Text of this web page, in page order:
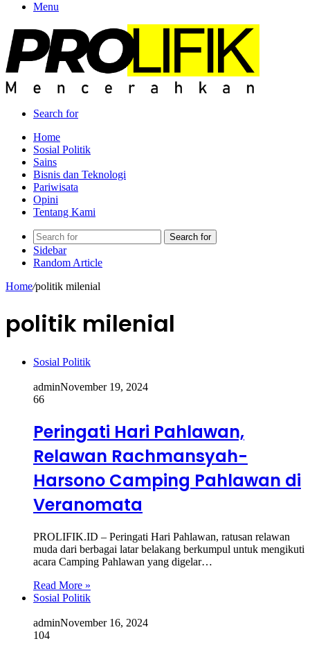
Menu
Search for
Home
Sosial Politik
Sains
Bisnis dan Teknologi
Pariwisata
Opini
Tentang Kami
Search for
Sidebar
Random Article
Home/politik milenial
politik milenial
Sosial Politik
adminNovember 19, 2024
66
Peringati Hari Pahlawan,
Relawan Rachmansyah-
Harsono Camping Pahlawan di
Veranomata
PROLIFIK.ID – Peringati Hari Pahlawan, ratusan relawan
muda dari berbagai latar belakang berkumpul untuk mengikuti
acara Camping Pahlawan yang digelar…
Read More »
Sosial Politik
adminNovember 16, 2024
104